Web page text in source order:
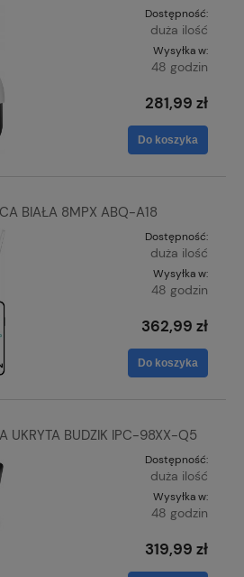
Dostępność:
duża ilość
Wysyłka w:
48 godzin
281,99 zł
Do koszyka
BIAŁA 8MPX ABQ-A18
Dostępność:
duża ilość
Wysyłka w:
48 godzin
362,99 zł
Do koszyka
UKRYTA BUDZIK IPC-98XX-Q5
Dostępność:
duża ilość
Wysyłka w:
48 godzin
319,99 zł